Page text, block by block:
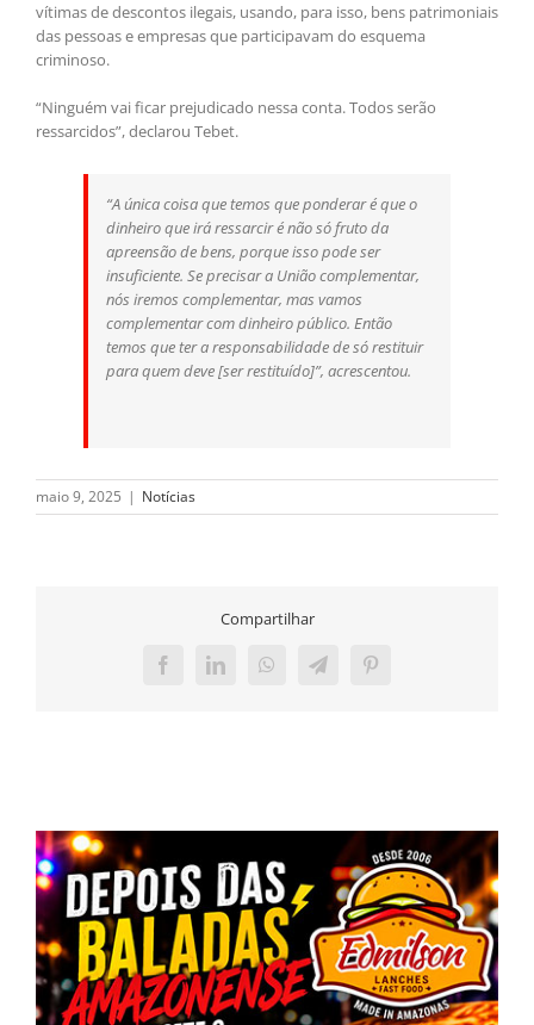
vítimas de descontos ilegais, usando, para isso, bens patrimoniais
das pessoas e empresas que participavam do esquema
criminoso.
“Ninguém vai ficar prejudicado nessa conta. Todos serão
ressarcidos”, declarou Tebet.
“A única coisa que temos que ponderar é que o
dinheiro que irá ressarcir é não só fruto da
apreensão de bens, porque isso pode ser
insuficiente. Se precisar a União complementar,
nós iremos complementar, mas vamos
complementar com dinheiro público. Então
temos que ter a responsabilidade de só restituir
para quem deve [ser restituído]”, acrescentou.
maio 9, 2025 | Notícias
Compartilhar
FacebookLinkedInWhatsAppTelegramPinterest